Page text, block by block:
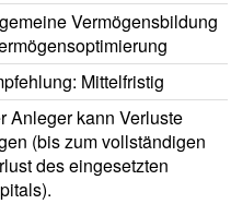
Vermögensbildung
Mittelfristig
Anleger kann Verluste
(bis zum vollständigen
des eingesetzten